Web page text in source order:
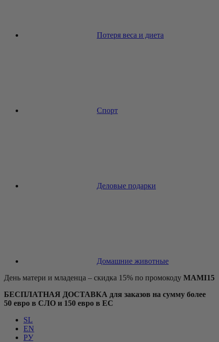
Потеря веса и диета
Спорт
Деловые подарки
Домашние животные
День матери и младенца – скидка 15% по промокоду MAMI15
БЕСПЛАТНАЯ ДОСТАВКА для заказов на сумму более
50 евро в СЛО и 150 евро в ЕС
SL
EN
РУ